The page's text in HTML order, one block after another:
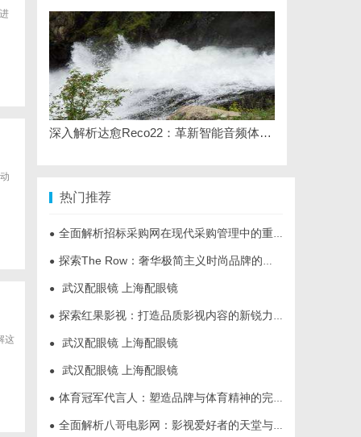
这
深入解析达愈Reco22：革新智能音频体验的先锋技术
热门推荐
● 全面解析招标采购网在现代采购管理中的重要作用与应用
● 探索The Row：奢华极简主义时尚品牌的崛起与魅力解析
● 武汉配眼镜 上海配眼镜
● 探索红果影视：打造品质影视内容的新锐力量
● 武汉配眼镜 上海配眼镜
● 武汉配眼镜 上海配眼镜
● 体育冠军代言人：塑造品牌与体育精神的完美结合
● 全面解析八哥电影网：影视爱好者的天堂与资源宝库